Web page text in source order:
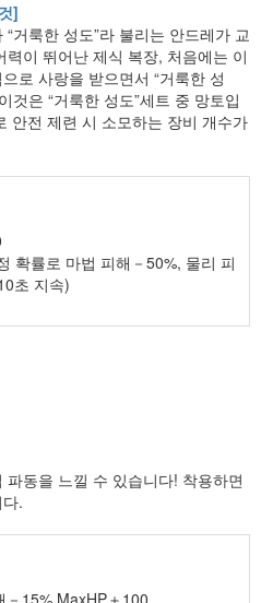
]
거룩한 성도”라 불리는 안드레가 교
이 뛰어난 제식 복장, 처음에는 이
로 사랑을 받으면서 “거룩한 성
것은 “거룩한 성도”세트 중 망토입
안전 제련 시 소모하는 장비 개수가
확률로 마법 피해－50%, 물리 피
초 지속)
동을 느낄 수 있습니다! 착용하면
.
－15% MaxHP＋100